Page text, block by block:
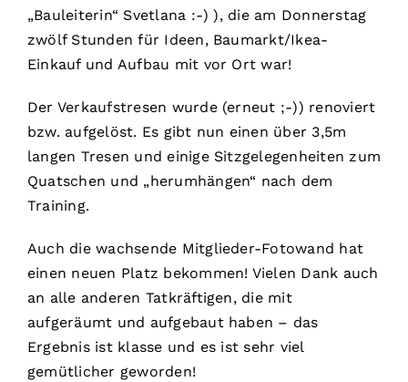
„Bauleiterin“ Svetlana :-) ), die am Donnerstag
zwölf Stunden für Ideen, Baumarkt/Ikea-
Einkauf und Aufbau mit vor Ort war!
Der Verkaufstresen wurde (erneut ;-)) renoviert
bzw. aufgelöst. Es gibt nun einen über 3,5m
langen Tresen und einige Sitzgelegenheiten zum
Quatschen und „herumhängen“ nach dem
Training.
Auch die wachsende Mitglieder-Fotowand hat
einen neuen Platz bekommen! Vielen Dank auch
an alle anderen Tatkräftigen, die mit
aufgeräumt und aufgebaut haben – das
Ergebnis ist klasse und es ist sehr viel
gemütlicher geworden!